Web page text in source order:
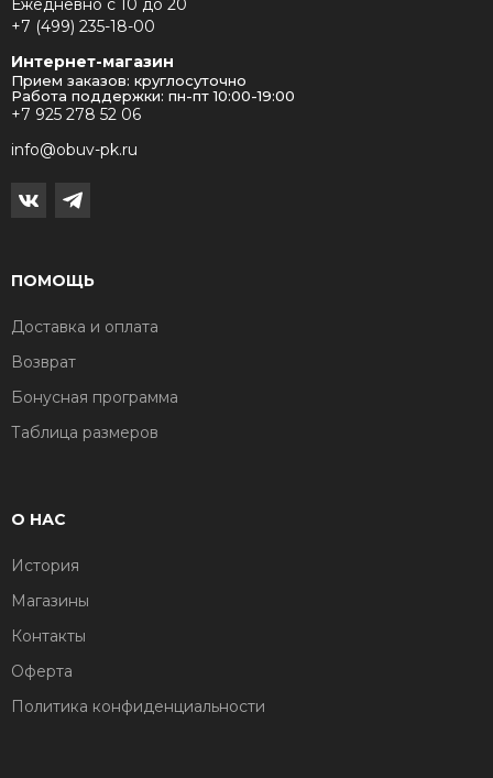
Ежедневно с 10 до 20
+7 (499) 235-18-00
Интернет-магазин
Прием заказов: круглосуточно
Работа поддержки: пн-пт 10:00-19:00
+7 925 278 52 06
info@obuv-pk.ru
ПОМОЩЬ
Доставка и оплата
Возврат
Бонусная программа
Таблица размеров
О НАС
История
Магазины
Контакты
Оферта
Политика конфиденциальности